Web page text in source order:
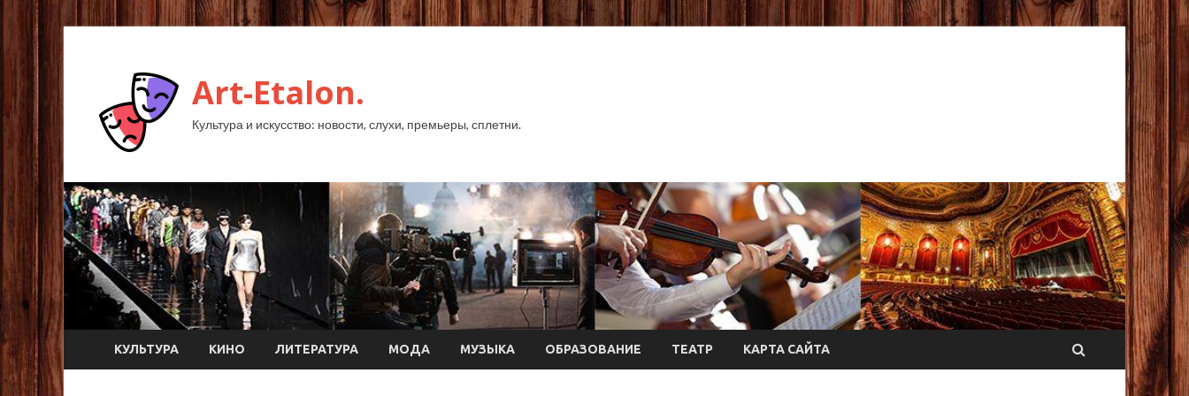
Art-Etalon.
Культура и искусство: новости, слухи, премьеры, сплетни.
КУЛЬТУРА КИНО ЛИТЕРАТУРА МОДА МУЗЫКА ОБРАЗОВАНИЕ ТЕАТР КАРТА САЙТА